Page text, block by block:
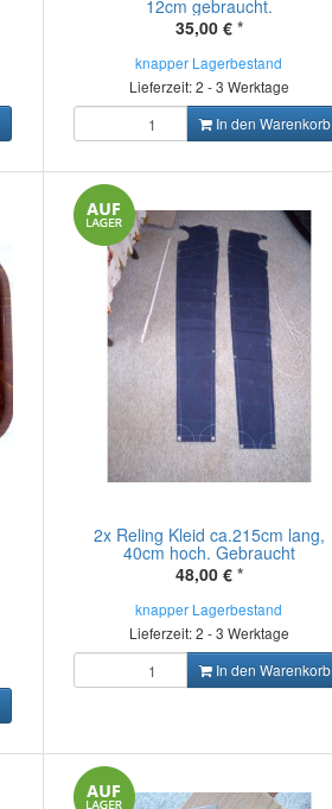
12cm gebraucht.
35,00 € *
knapper Lagerbestand
Lieferzeit: 2 - 3 Werktage
In den Warenkorb
2x Reling Kleid ca.215cm lang,
40cm hoch. Gebraucht
48,00 € *
knapper Lagerbestand
Lieferzeit: 2 - 3 Werktage
In den Warenkorb